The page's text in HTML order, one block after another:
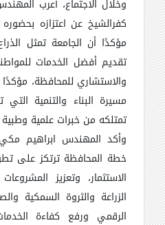
وخلال الاجتماع، أعرب
كفرالشيخ عن اعتزازه
مؤكدًا أن الجامعة تمثل
تقديم أفضل الخدمات
والاستشاري للمحافظة،
مسيرة البناء والتنمية
تمتلكه من خبرات علمية
وأكد المهندس ابراهيم
خطة المحافظة ترتكز على
الاستثمار، وتعزيز
الزراعة والثروة السمكية
الرقمي ورفع كفاءة